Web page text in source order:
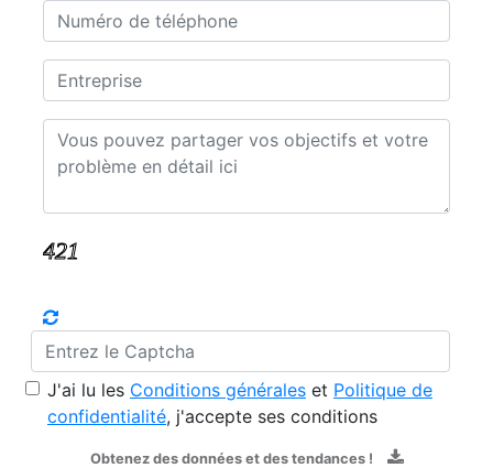
J'ai lu les Conditions générales et Politique de
confidentialité, j'accepte ses conditions
Obtenez des données et des tendances !